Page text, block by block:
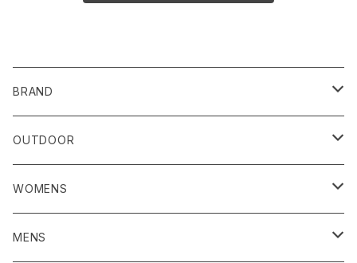
BRAND
RIDGE MOUNTAIN GEAR
CAP/HAT
HOUDINI／フーディニ
GOSSAMER GEAR/ゴッサマーギア
OUTDOOR
RIDGE MOUNTAIN GEAR
AXESQUIN / アクシーズクイン
WOMENS
アウター
MENS